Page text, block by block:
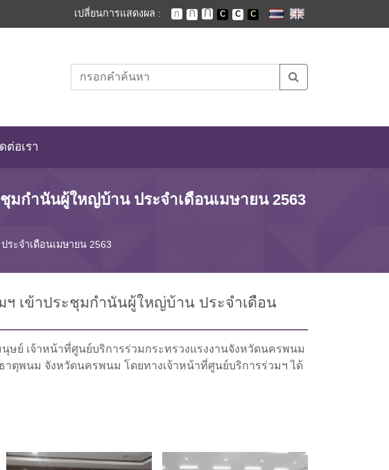
เปลี่ยนการแสดงผล :
ต่อเรา
มกำนันผู้ใหญ่บ้าน ประจำเดือนเมษายน 2563
ะจำเดือนเมษายน 2563
เข้าประชุมกำนันผู้ใหญ่บ้าน ประจำเดือน
ษย์ เจ้าหน้าที่ศูนย์บริการร่วมกระทรวงแรงงานจังหวัดนครพนม
ตุพนม จังหวัดนครพนม โดยทางเจ้าหน้าที่ศูนย์บริการร่วมฯ ได้